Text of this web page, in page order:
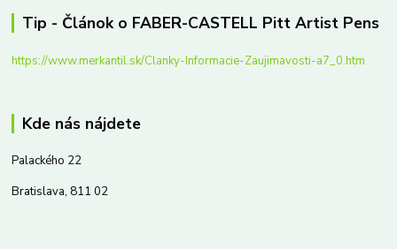
Tip - Článok o FABER-CASTELL Pitt Artist Pens
https://www.merkantil.sk/Clanky-Informacie-Zaujimavosti-a7_0.htm
Kde nás nájdete
Palackého 22
Bratislava, 811 02